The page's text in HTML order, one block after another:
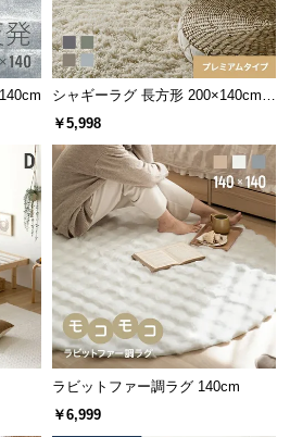
揃えてトータ
揃えることで空間に統一性
とまとまった印象のお部屋
シャギーラグ 長方形 200×140cm
洗える 防音 防ダニ 抗菌防臭 滑り
￥5,998
ラビットファー調ラグ 140cm
￥6,999